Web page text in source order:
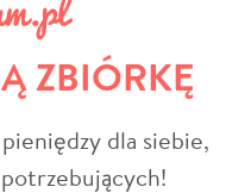
ZBIÓRKĘ
pieniędzy dla siebie,